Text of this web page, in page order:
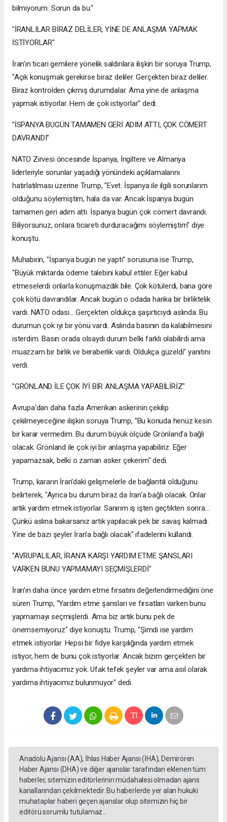
bilmiyorum. Sorun da bu."
"İRANLILAR BİRAZ DELİLER, YİNE DE ANLAŞMA YAPMAK
İSTİYORLAR"
İran'ın ticari gemilere yönelik saldırılara ilişkin bir soruya Trump,
"Açık konuşmak gerekirse biraz deliler. Gerçekten biraz deliler.
Biraz kontrolden çıkmış durumdalar. Ama yine de anlaşma
yapmak istiyorlar. Hem de çok istiyorlar" dedi.
"İSPANYA BUGÜN TAMAMEN GERİ ADIM ATTI, ÇOK CÖMERT
DAVRANDI"
NATO Zirvesi öncesinde İspanya, İngiltere ve Almanya
liderleriyle sorunlar yaşadığı yönündeki açıklamalarını
hatırlatılması üzerine Trump, "Evet. İspanya ile ilgili sorunlarım
olduğunu söylemiştim, hala da var. Ancak İspanya bugün
tamamen geri adım attı. İspanya bugün çok cömert davrandı.
Biliyorsunuz, onlara ticareti durduracağımı söylemiştim" diye
konuştu.
Muhabirin, "İspanya bugün ne yaptı" sorusuna ise Trump,
"Büyük miktarda ödeme talebini kabul ettiler. Eğer kabul
etmeselerdi onlarla konuşmazdık bile. Çok kötülerdi, bana göre
çok kötü davrandılar. Ancak bugün o odada harika bir birliktelik
vardı. NATO odası... Gerçekten oldukça şaşırtıcıydı aslında. Bu
durumun çok iyi bir yönü vardı. Aslında basının da kalabilmesini
isterdim. Basın orada olsaydı durum belki farklı olabilirdi ama
muazzam bir birlik ve beraberlik vardı. Oldukça güzeldi" yanıtını
verdi.
"GRÖNLAND İLE ÇOK İYİ BİR ANLAŞMA YAPABİLİRİZ"
Avrupa'dan daha fazla Amerikan askerinin çekilip
çekilmeyeceğine ilişkin soruya Trump, "Bu konuda henüz kesin
bir karar vermedim. Bu durum büyük ölçüde Grönland'a bağlı
olacak. Grönland ile çok iyi bir anlaşma yapabiliriz. Eğer
yapamazsak, belki o zaman asker çekerim" dedi.
Trump, kararın İran'daki gelişmelerle de bağlantılı olduğunu
belirterek, "Ayrıca bu durum biraz da İran'a bağlı olacak. Onlar
artık yardım etmek istiyorlar. Sanırım iş işten geçtikten sonra...
Çünkü aslına bakarsanız artık yapılacak pek bir savaş kalmadı.
Yine de bazı şeyler İran'a bağlı olacak" ifadelerini kullandı.
"AVRUPALILAR, İRAN'A KARŞI YARDIM ETME ŞANSLARI
VARKEN BUNU YAPMAMAYI SEÇMİŞLERDİ"
İran'ın daha önce yardım etme fırsatını değerlendirmediğini öne
süren Trump, "Yardım etme şansları ve fırsatları varken bunu
yapmamayı seçmişlerdi. Ama biz artık bunu pek de
önemsemiyoruz" diye konuştu. Trump, "Şimdi ise yardım
etmek istiyorlar. Hepsi bir fidye karşılığında yardım etmek
istiyor, hem de bunu çok istiyorlar. Ancak bizim gerçekten bir
yardıma ihtiyacımız yok. Ufak tefek şeyler var ama asıl olarak
yardıma ihtiyacımız bulunmuyor" dedi.
Anadolu Ajansı (AA), İhlas Haber Ajansı (İHA), Demirören
Haber Ajansı (DHA) ve diğer ajanslar tarafından eklenen tüm
haberler, sitemizin editörlerinin müdahalesi olmadan ajans
kanallarından çekilmektedir. Bu haberlerde yer alan hukuki
muhataplar haberi geçen ajanslar olup sitemizin hiç bir
editörü sorumlu tutulamaz...